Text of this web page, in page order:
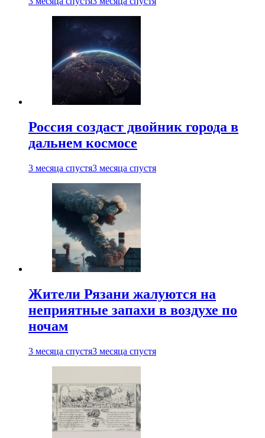
Россия создаст двойник города в
дальнем космосе
3 месяца спустя3 месяца спустя
Жители Рязани жалуются на
неприятные запахи в воздухе по
ночам
3 месяца спустя3 месяца спустя